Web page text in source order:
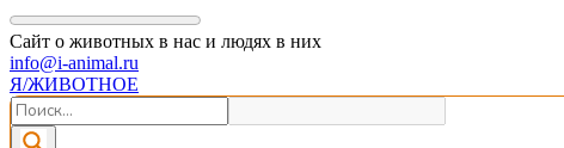
Сайт о животных в нас и людях в них
info@i-animal.ru
Я/ЖИВОТНОЕ